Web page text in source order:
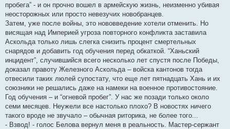
пробега” - и он прочно вошел в армейскую жизнь, неизменно убивая
неосторожных или просто невезучих новобранцев.
Затем, уже после войны, это нововведение хотели отменить. Но
висящая над Империей угроза повторного конфликта заставила
Аскольда только лишь слегка снизить процент смертельных
снарядов и добавить год обучения перед обкаткой. “Ханьский
инцидент”, случившийся всего несколько лет спустя после Победы,
доказал правоту Железного Аскольда – войска кантонов тогда
отвесили таких люлей супостату, что еще лет пятнадцать Хань и их
союзники не решались даже на намеки на военное противостояние.
Год обучения – и “огневой пробег”. У нас же позади только около
семи месяцев. Неужели все настолько плохо? В новостях ничего
такого вроде не звучало – обычная риторика, не более того...
- Взвод! - голос Белова вернул меня в реальность. Мастер-сержант